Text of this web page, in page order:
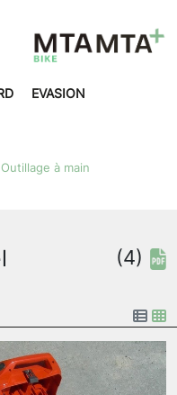
EVASION
Outillage à main
(4)